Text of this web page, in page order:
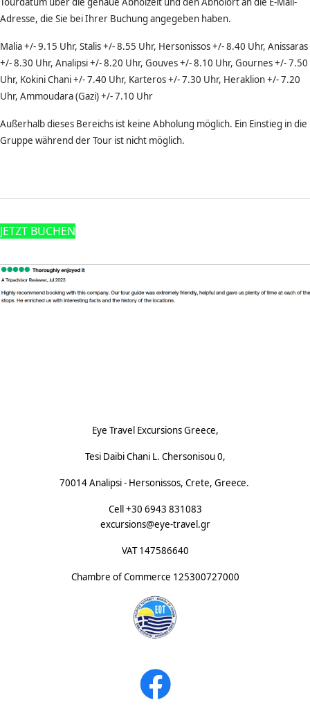
Adresse, die Sie bei Ihrer Buchung angegeben haben.
Malia +/- 9.15 Uhr, Stalis +/- 8.55 Uhr, Hersonissos +/- 8.40 Uhr, Anissaras
+/- 8.30 Uhr, Analipsi +/- 8.20 Uhr, Gouves +/- 8.10 Uhr, Gournes +/- 7.50
Uhr, Kokini Chani +/- 7.40 Uhr, Karteros +/- 7.30 Uhr, Heraklion +/- 7.20
Uhr, Ammoudara (Gazi) +/- 7.10 Uhr
Außerhalb dieses Bereichs ist keine Abholung möglich. Ein Einstieg in die
Gruppe während der Tour ist nicht möglich.
JETZT BUCHEN
Empfohlene Bewertung
Eye Travel Excursions Greece,
Tesi Daibi Chani L. Chersonisou 0,
70014 Analipsi - Hersonissos, Crete, Greece.
Cell +30 6943 831083
excursions@eye-travel.gr
VAT 147586640
Chambre of Commerce 125300727000